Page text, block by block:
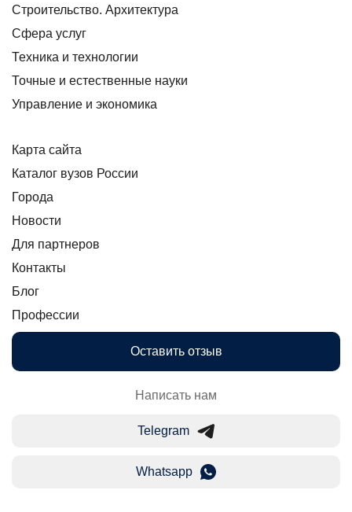
Строительство. Архитектура
Сфера услуг
Техника и технологии
Точные и естественные науки
Управление и экономика
Карта сайта
Каталог вузов России
Города
Новости
Для партнеров
Контакты
Блог
Профессии
Оставить отзыв
Написать нам
Telegram
Whatsapp